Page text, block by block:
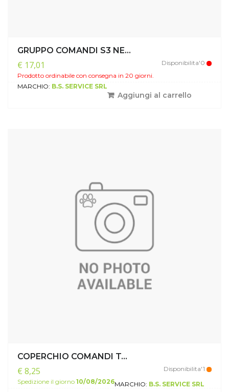
GRUPPO COMANDI S3 NE...
€ 17,01
Disponibilita'0
Prodotto ordinabile con consegna in 20 giorni.
MARCHIO: B.S. SERVICE SRL
Aggiungi al carrello
COPERCHIO COMANDI T...
€ 8,25
Disponibilita'1
Spedizione il giorno 10/08/2026MARCHIO: B.S. SERVICE SRL